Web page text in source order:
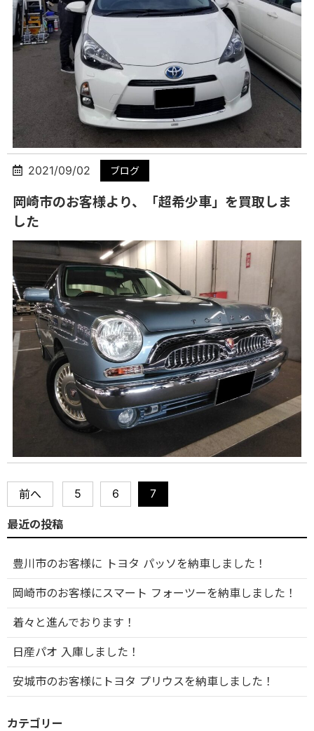
2021/09/02 ブログ
岡崎市のお客様より、「超希少車」を買取しま
した
前へ 5 6 7
最近の投稿
豊川市のお客様に トヨタ パッソを納車しました！
岡崎市のお客様にスマート フォーツーを納車しました！
着々と進んでおります！
日産パオ 入庫しました！
安城市のお客様にトヨタ プリウスを納車しました！
カテゴリー